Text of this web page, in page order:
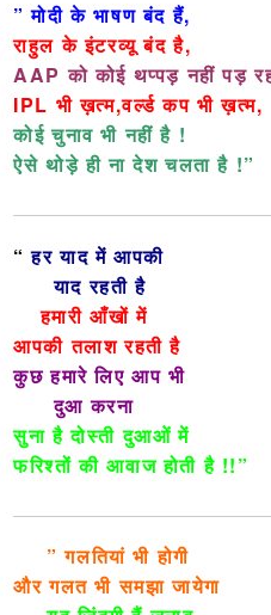
” मोदी के भाषण बंद हैं,
राहुल के इंटरव्यू बंद है,
AAP को कोई थप्पड़ नहीं पड़
IPL भी ख़त्म,वर्ल्ड कप भी ख़त्म,
कोई चुनाव भी नहीं है !
ऐसे थोड़े ही ना देश चलता है !”
“ हर याद में आपकी
याद रहती है
हमारी आँखों में
आपकी तलाश रहती है
कुछ हमारे लिए आप भी
दुआ करना
सुना है दोस्ती दुआओं में
फरिश्तों की आवाज होती है !!”
” गलतियां भी होगी
और गलत भी समझा जायेगा